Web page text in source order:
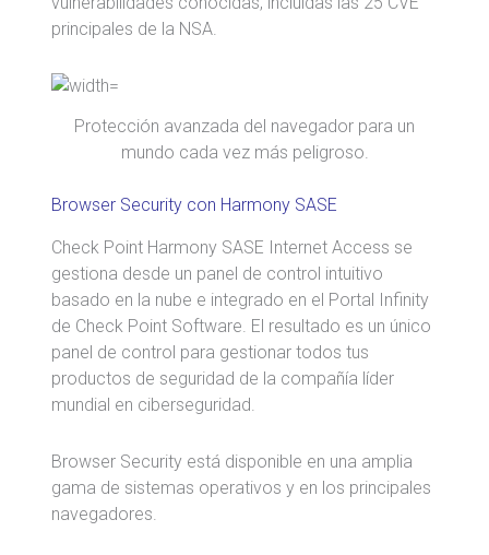
principales de la NSA.
Protección avanzada del navegador para un
mundo cada vez más peligroso.
Browser Security con Harmony SASE
Check Point Harmony SASE Internet Access se
gestiona desde un panel de control intuitivo
basado en la nube e integrado en el Portal Infinity
de Check Point Software. El resultado es un único
panel de control para gestionar todos tus
productos de seguridad de la compañía líder
mundial en ciberseguridad.
Browser Security está disponible en una amplia
gama de sistemas operativos y en los principales
navegadores.